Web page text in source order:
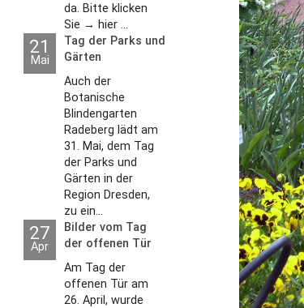
da. Bitte klicken
Sie → hier ...
21
Mai
Tag der Parks und
Gärten
Auch der
Botanische
Blindengarten
Radeberg lädt am
31. Mai, dem Tag
der Parks und
Gärten in der
Region Dresden,
zu ein...
27
Apr
Bilder vom Tag
der offenen Tür
2026
Am Tag der
offenen Tür am
26. April, wurde